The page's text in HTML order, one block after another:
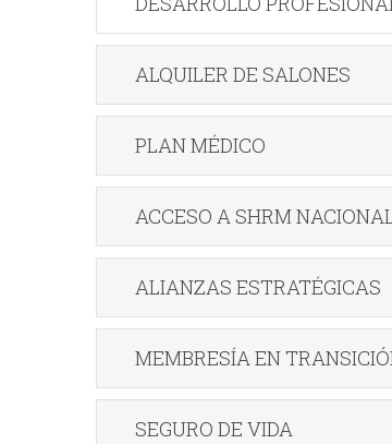
ALQUILER DE SALONES
PLAN MÉDICO
ACCESO A SHRM
ALIANZAS ESTRATÉGICAS
MEMBRESÍA EN
SEGURO DE VIDA